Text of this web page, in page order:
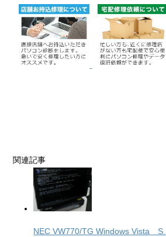
関連記事
NEC VW770/TG Windows Vista